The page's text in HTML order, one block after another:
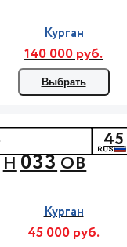
Курган
140 000 руб.
Выбрать
Н033ОВ
45
Курган
45 000 руб.